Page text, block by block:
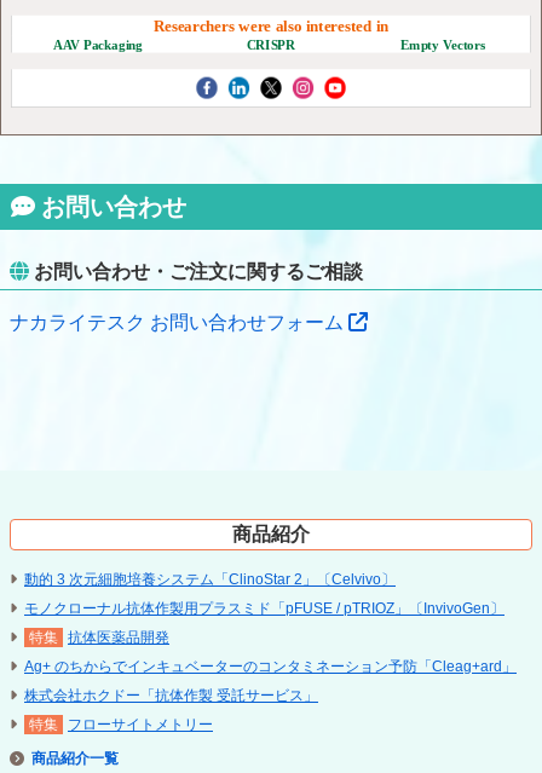
Researchers were also interested in
AAV Packaging CRISPR Empty Vectors
お問い合わせ
お問い合わせ・ご注文に関するご相談
ナカライテスク お問い合わせフォーム
商品紹介
動的 3 次元細胞培養システム「ClinoStar 2」〔Celvivo〕
モノクローナル抗体作製用プラスミド「pFUSE / pTRIOZ」〔InvivoGen〕
抗体医薬品開発
Ag+ のちからでインキュベーターのコンタミネーション予防「Cleag+ard」
株式会社ホクドー「抗体作製 受託サービス」
フローサイトメトリー
商品紹介